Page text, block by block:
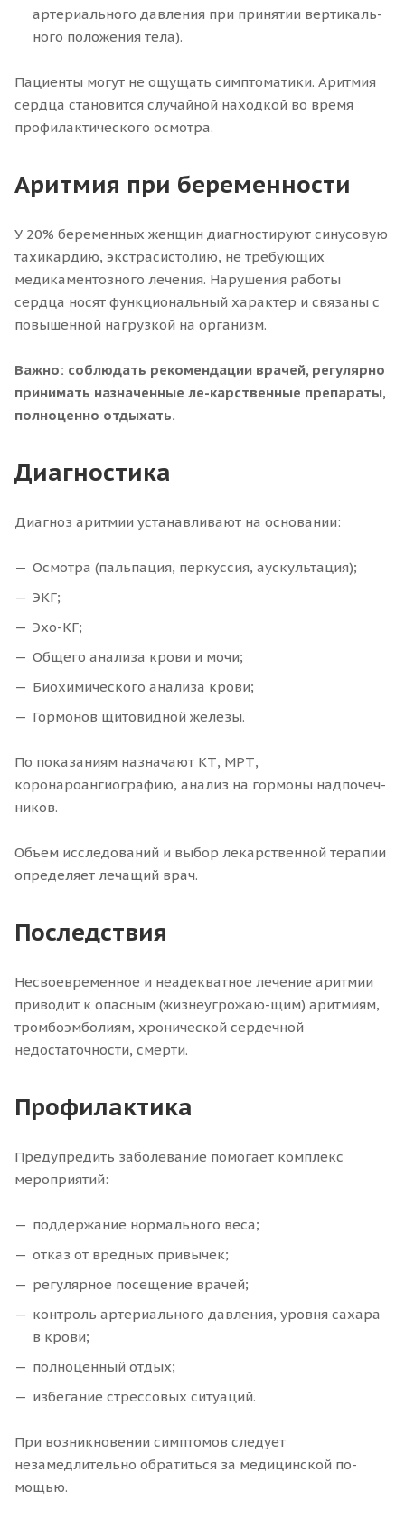
артериального давления при принятии вертикаль-
ного положения тела).
Пациенты могут не ощущать симптоматики. Аритмия
сердца становится случайной находкой во время
профилактического осмотра.
Аритмия при беременности
У 20% беременных женщин диагностируют синусовую
тахикардию, экстрасистолию, не требующих
медикаментозного лечения. Нарушения работы
сердца носят функциональный характер и связаны с
повышенной нагрузкой на организм.
Важно: соблюдать рекомендации врачей, регулярно
принимать назначенные ле-карственные препараты,
полноценно отдыхать.
Диагностика
Диагноз аритмии устанавливают на основании:
Осмотра (пальпация, перкуссия, аускультация);
ЭКГ;
Эхо-КГ;
Общего анализа крови и мочи;
Биохимического анализа крови;
Гормонов щитовидной железы.
По показаниям назначают КТ, МРТ,
коронароангиографию, анализ на гормоны надпочеч-
ников.
Объем исследований и выбор лекарственной терапии
определяет лечащий врач.
Последствия
Несвоевременное и неадекватное лечение аритмии
приводит к опасным (жизнеугрожаю-щим) аритмиям,
тромбоэмболиям, хронической сердечной
недостаточности, смерти.
Профилактика
Предупредить заболевание помогает комплекс
мероприятий:
поддержание нормального веса;
отказ от вредных привычек;
регулярное посещение врачей;
контроль артериального давления, уровня сахара
в крови;
полноценный отдых;
избегание стрессовых ситуаций.
При возникновении симптомов следует
незамедлительно обратиться за медицинской по-
мощью.